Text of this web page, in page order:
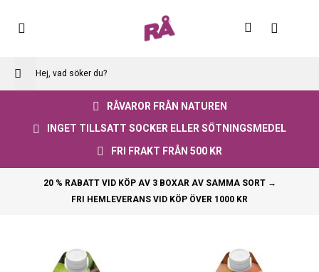
RÅVAROR FRÅN NATUREN
INGET TILLSATT SOCKER ELLER SÖTNINGSMEDEL
FRI FRAKT FRÅN 500 KR
20 % RABATT VID KÖP AV 3 BOXAR AV SAMMA SORT →
FRI HEMLEVERANS VID KÖP ÖVER 1000 KR